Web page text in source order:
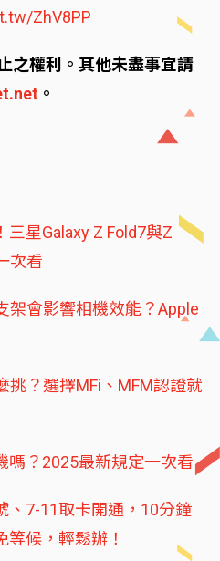
ZhV8PP
之權利。其他未盡事宜請
。
星Galaxy Z Fold7與Z
次看
架會影響相機效能？Apple
挑？選擇MFi、MFM認證就
嗎？2025最新規定一次看
、7-11取卡開通，10分鐘
等候，輕鬆辦！